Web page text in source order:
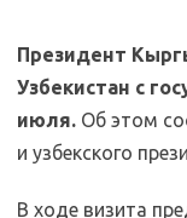
Президент
Узбекистан с
июля. Об этом
и узбекского
В ходе визита